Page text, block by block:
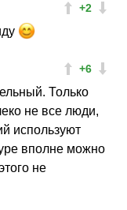
+2
+6
Только
не все люди,
используют
вполне можно
не